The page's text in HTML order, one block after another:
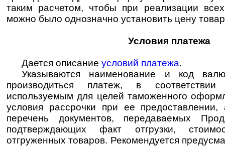
таким расчетом, чтобы при реализации
можно было однозначно установить цену
Условия платежа
Дается описание условий платежа.
Указываются наименование и код
производиться платеж, в
используемым для целей таможенного
условия рассрочки при ее
перечень документов, передаваемых
подтверждающих факт отгрузки,
отгруженных товаров. Рекомендуется